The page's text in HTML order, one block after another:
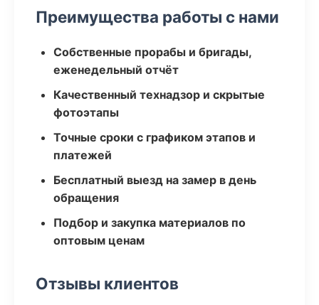
Преимущества работы с нами
Собственные прорабы и бригады,
еженедельный отчёт
Качественный технадзор и скрытые
фотоэтапы
Точные сроки с графиком этапов и
платежей
Бесплатный выезд на замер в день
обращения
Подбор и закупка материалов по
оптовым ценам
Отзывы клиентов